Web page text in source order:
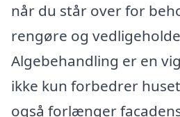
når du står over for
rengøre og
Algebehandling er en
ikke kun forbedrer
også forlænger